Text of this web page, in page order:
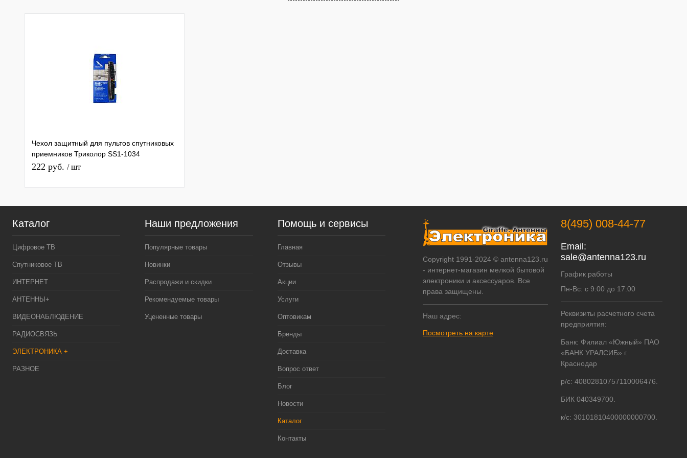
Чехол защитный для пультов спутниковых
приемников Триколор SS1-1034
силиконовый
222 руб. / шт
Каталог
Цифровое ТВ
Спутниковое ТВ
ИНТЕРНЕТ
АНТЕННЫ+
ВИДЕОНАБЛЮДЕНИЕ
РАДИОСВЯЗЬ
ЭЛЕКТРОНИКА +
РАЗНОЕ
Наши предложения
Популярные товары
Новинки
Распродажи и скидки
Рекомендуемые товары
Уцененные товары
Помощь и сервисы
Главная
Отзывы
Акции
Услуги
Оптовикам
Бренды
Доставка
Вопрос ответ
Блог
Новости
Каталог
Контакты
Copyright 1991-2024 © antenna123.ru
- интернет-магазин мелкой бытовой
электроники и аксессуаров. Все
права защищены.
Наш адрес:
Посмотреть на карте
8(495) 008-44-77
Email:
sale@antenna123.ru
График работы
Пн-Вс: с 9:00 до 17:00
Реквизиты расчетного счета
предприятия:
Банк: Филиал «Южный» ПАО
«БАНК УРАЛСИБ» г.
Краснодар
р/с: 40802810757110006476.
БИК 040349700.
к/с: 30101810400000000700.